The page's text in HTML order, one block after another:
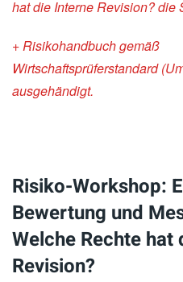
hat die Interne Revision? die
+ Risikohandbuch gemäß
Wirtschaftsprüferstandard
ausgehändigt.
Risiko-Workshop:
Bewertung und
Welche Rechte hat
Revision?